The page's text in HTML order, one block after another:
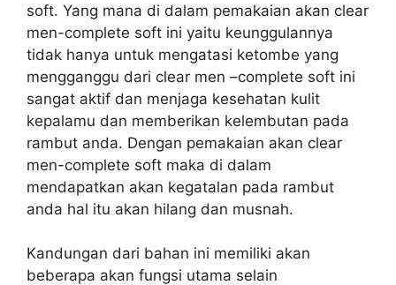
soft. Yang mana di dalam pemakaian akan clear
men-complete soft ini yaitu keunggulannya
tidak hanya untuk mengatasi ketombe yang
mengganggu dari clear men –complete soft ini
sangat aktif dan menjaga kesehatan kulit
kepalamu dan memberikan kelembutan pada
rambut anda. Dengan pemakaian akan clear
men-complete soft maka di dalam
mendapatkan akan kegatalan pada rambut
anda hal itu akan hilang dan musnah.
Kandungan dari bahan ini memiliki akan
beberapa akan fungsi utama selain